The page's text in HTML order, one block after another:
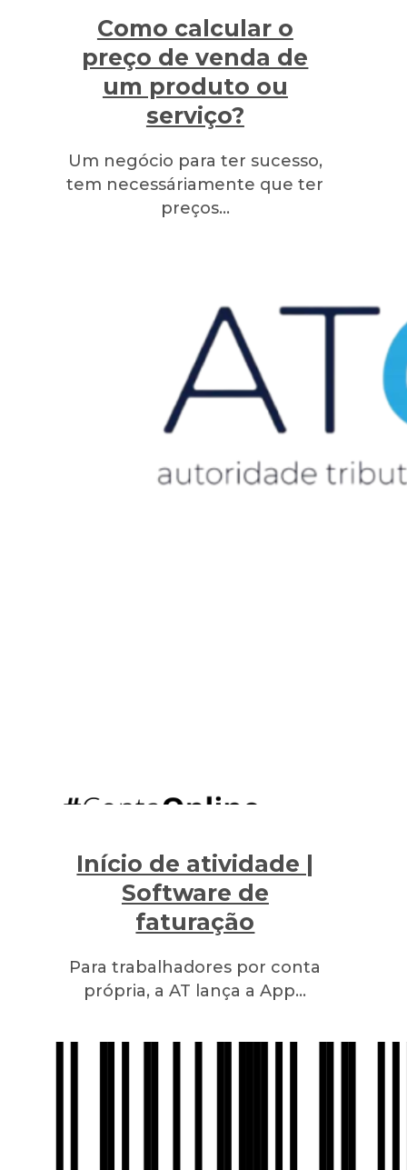
Como calcular o
preço de venda de
um produto ou
serviço?
Um negócio para ter sucesso,
tem necessáriamente que ter
preços…
Início de atividade |
Software de
faturação
Para trabalhadores por conta
própria, a AT lança a App…